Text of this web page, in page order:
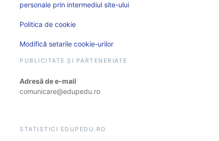
personale prin intermediul site-ului
Politica de cookie
Modifică setarile cookie-urilor
PUBLICITATE ȘI PARTENERIATE
Adresă de e-mail
comunicare@edupedu.ro
STATISTICI EDUPEDU.RO